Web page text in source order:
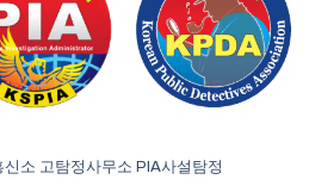
소 고탐정사무소 PIA사설탐정